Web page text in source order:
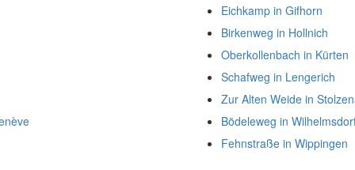
Eichkamp in Gifhorn
Birkenweg in Hollnich
Oberkollenbach in Kürten
Schafweg in Lengerich
Zur Alten Weide in
Bödeleweg in
Fehnstraße in Wippingen